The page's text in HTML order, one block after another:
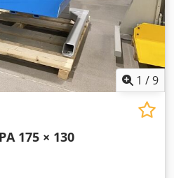
1 /9
175 × 130